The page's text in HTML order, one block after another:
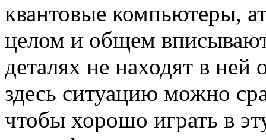
квантовые компьютеры,
целом и общем
деталях не находят в
здесь ситуацию можно
чтобы хорошо играть в